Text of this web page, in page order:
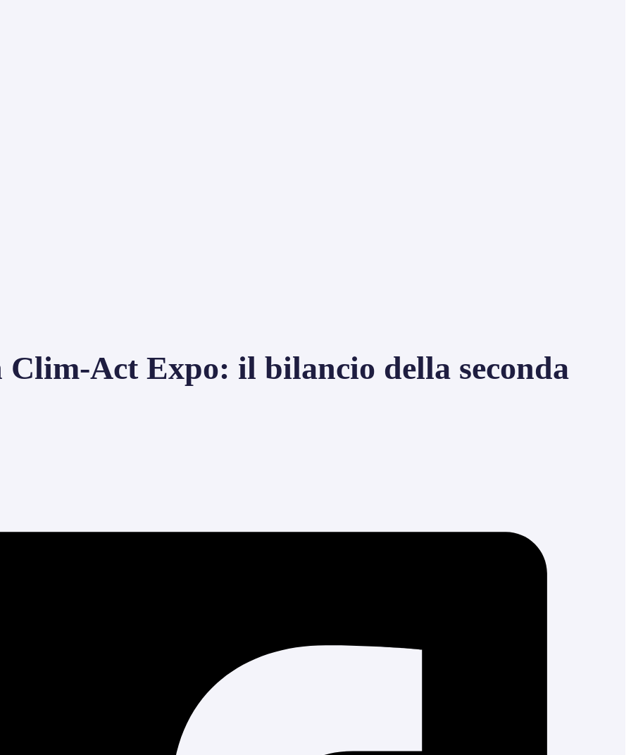
Clim-Act Expo: il bilancio della seconda